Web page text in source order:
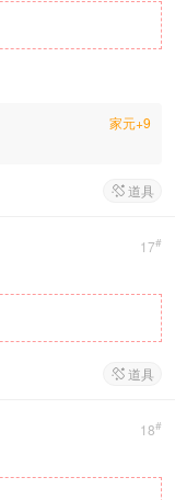
家元+9
 道具
17#
 道具
18#